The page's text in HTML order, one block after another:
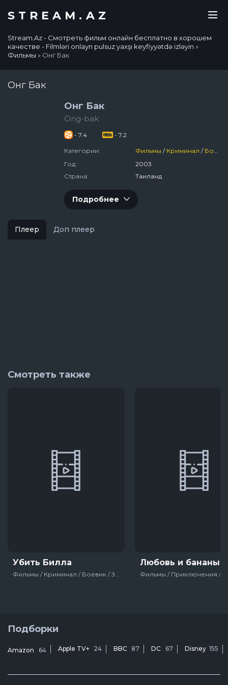
STREAM.AZ
Stream.Az - Смотреть фильм онлайн бесплатно в хорошем
качестве - Filmləri onlayn pulsuz yaxşı keyfiyyətdə izləyin »
Фильмы » Онг Бак
Онг Бак
Онг Бак
Ong-bak
- 7.4 - 7.2
Категории: Фильмы / Криминал / Боевик
Год:
2003
Страна:
Таиланд
Подробнее
Плеер Доп плеер
Смотреть также
Убить Билла Любовь и бананы
Подборки
Amazon 64 Apple TV+ 24 BBC 87 DC 67 Disney 155